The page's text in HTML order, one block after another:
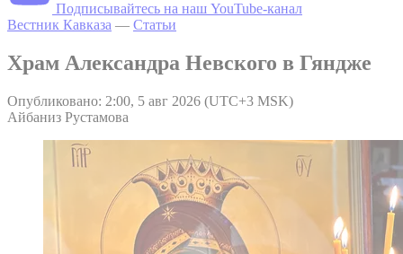
Подписывайтесь на наш YouTube-канал
Вестник Кавказа — Статьи
Храм Александра Невского в Гяндже
Опубликовано: 2:00, 5 авг 2026 (UTC+3 MSK)
Айбаниз Рустамова